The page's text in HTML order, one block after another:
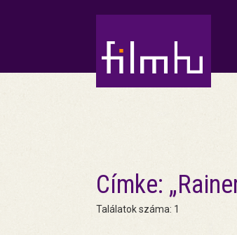
Címke:
Találatok száma: 1